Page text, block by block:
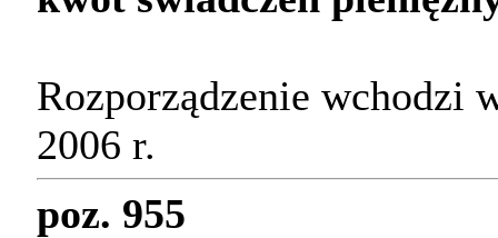
Rozporządzenie wchodzi
2006 r.
poz. 955